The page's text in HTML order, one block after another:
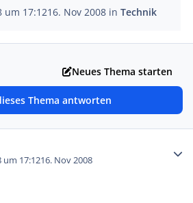
um 17:1216. Nov 2008 inTechnik
Neues Thema starten
Thema antworten
um 17:1216. Nov 2008